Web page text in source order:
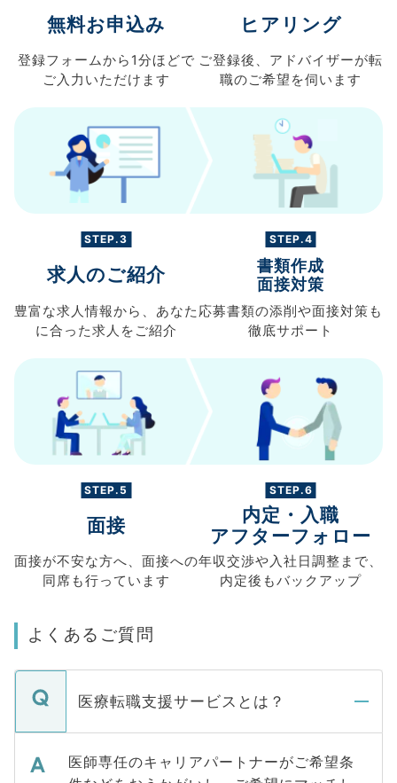
無料お申込み
登録フォームから 1分ほどで
ご入力 いただけます
ヒアリング
ご登録後、 アドバイザーが転
職のご希望を伺います
STEP.3
求人のご紹介
豊富な求人情報から、 あなた
に合った求人を ご紹介
STEP.4
書類作成
面接対策
応募書類の添削や面接対策も
徹底サポート
STEP.5
面接
面接が不安な方へ、 面接への
同席も行っています
STEP.6
内定・入職
アフターフォロー
年収交渉や入社日調整まで、
内定後もバックアップ
よくあるご質問
医療転職支援サービスとは？
医師専任のキャリアパートナーがご希望条